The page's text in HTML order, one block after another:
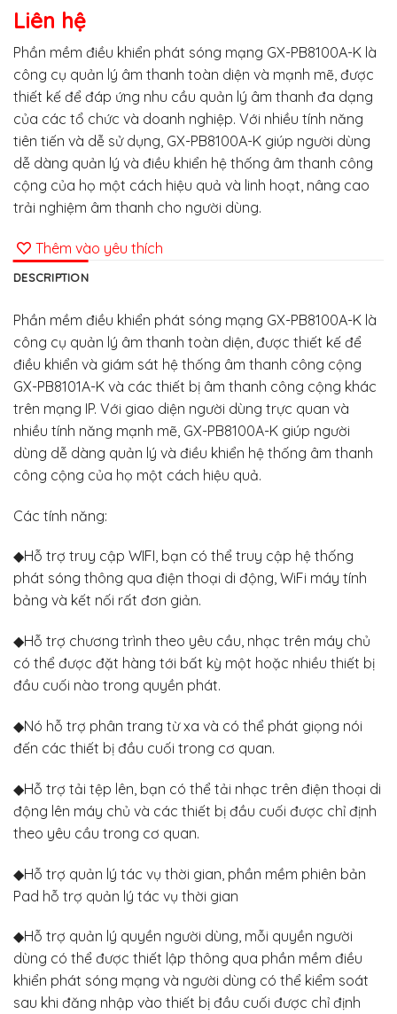
Liên hệ
Phần mềm điều khiển phát sóng mạng GX-PB8100A-K là
công cụ quản lý âm thanh toàn diện và mạnh mẽ, được
thiết kế để đáp ứng nhu cầu quản lý âm thanh đa dạng
của các tổ chức và doanh nghiệp. Với nhiều tính năng
tiên tiến và dễ sử dụng, GX-PB8100A-K giúp người dùng
dễ dàng quản lý và điều khiển hệ thống âm thanh công
cộng của họ một cách hiệu quả và linh hoạt, nâng cao
trải nghiệm âm thanh cho người dùng.
Thêm vào yêu thích
DESCRIPTION
Phần mềm điều khiển phát sóng mạng GX-PB8100A-K là
công cụ quản lý âm thanh toàn diện, được thiết kế để
điều khiển và giám sát hệ thống âm thanh công cộng
GX-PB8101A-K và các thiết bị âm thanh công cộng khác
trên mạng IP. Với giao diện người dùng trực quan và
nhiều tính năng mạnh mẽ, GX-PB8100A-K giúp người
dùng dễ dàng quản lý và điều khiển hệ thống âm thanh
công cộng của họ một cách hiệu quả.
Các tính năng:
◆Hỗ trợ truy cập WIFI, bạn có thể truy cập hệ thống
phát sóng thông qua điện thoại di động, WiFi máy tính
bảng và kết nối rất đơn giản.
◆Hỗ trợ chương trình theo yêu cầu, nhạc trên máy chủ
có thể được đặt hàng tới bất kỳ một hoặc nhiều thiết bị
đầu cuối nào trong quyền phát.
◆Nó hỗ trợ phân trang từ xa và có thể phát giọng nói
đến các thiết bị đầu cuối trong cơ quan.
◆Hỗ trợ tải tệp lên, bạn có thể tải nhạc trên điện thoại di
động lên máy chủ và các thiết bị đầu cuối được chỉ định
theo yêu cầu trong cơ quan.
◆Hỗ trợ quản lý tác vụ thời gian, phần mềm phiên bản
Pad hỗ trợ quản lý tác vụ thời gian
◆Hỗ trợ quản lý quyền người dùng, mỗi quyền người
dùng có thể được thiết lập thông qua phần mềm điều
khiển phát sóng mạng và người dùng có thể kiểm soát
sau khi đăng nhập vào thiết bị đầu cuối được chỉ định